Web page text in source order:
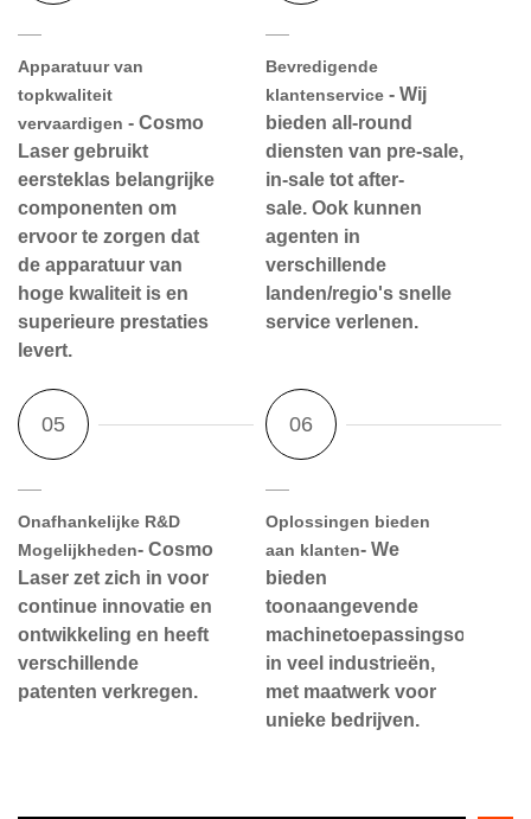
Apparatuur van
topkwaliteit
vervaardigen - Cosmo
Laser gebruikt
eersteklas belangrijke
componenten om
ervoor te zorgen dat
de apparatuur van
hoge kwaliteit is en
superieure prestaties
levert.
Bevredigende
klantenservice - Wij
bieden all-round
diensten van pre-sale,
in-sale tot after-
sale. Ook kunnen
agenten in
verschillende
landen/regio's snelle
service verlenen.
Onafhankelijke R&D
Mogelijkheden- Cosmo
Laser zet zich in voor
continue innovatie en
ontwikkeling en heeft
verschillende
patenten verkregen.
Oplossingen bieden
aan klanten- We
bieden
toonaangevende
in veel industrieën,
met maatwerk voor
unieke bedrijven.